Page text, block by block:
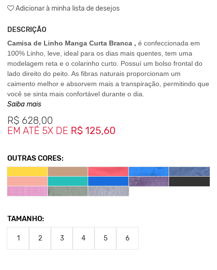
Adicionar à minha lista de desejos
DESCRIÇÃO
Camisa de Linho Manga Curta Branca , é confeccionada em
100% Linho, leve, ideal para os dias mais quentes, tem uma
modelagem reta e o colarinho curto. Possuí um bolso frontal do
lado direito do peito. As fibras naturais proporcionam um
caimento melhor e absorvem mais a transpiração, permitindo que
você se sinta mais confortável durante o dia.
Costurada com linha
Botões de Poliéster.
Medidas da Peça
1y - Largura 50cm / Comprimento 71cm
2y - Largura 52cm / Comprimento 73cm
3y - Largura 54cm / Comprimento 75cm
5y - Largura 58cm / Comprimento 79cm
6y - Largura 60cm / Comprimento 81cm
*As medidas podem sofrer variação de até 2 cm.
Saiba mais
R$ 628,00
EM ATÉ 5X DE R$ 125,60
OUTRAS CORES:
TAMANHO:
1 2 3 4 5 6